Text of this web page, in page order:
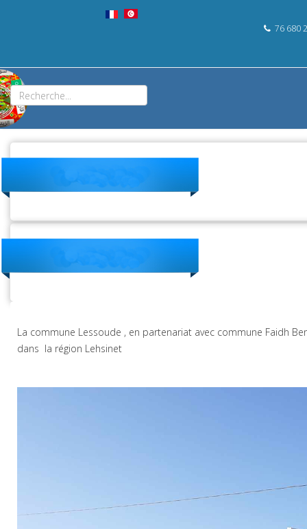
76 680
La commune Lessoude , en partenariat avec commune Faidh
dans la région Lehsinet